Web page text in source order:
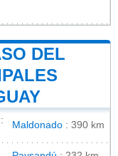
DEL
:
Maldonado : 390 km